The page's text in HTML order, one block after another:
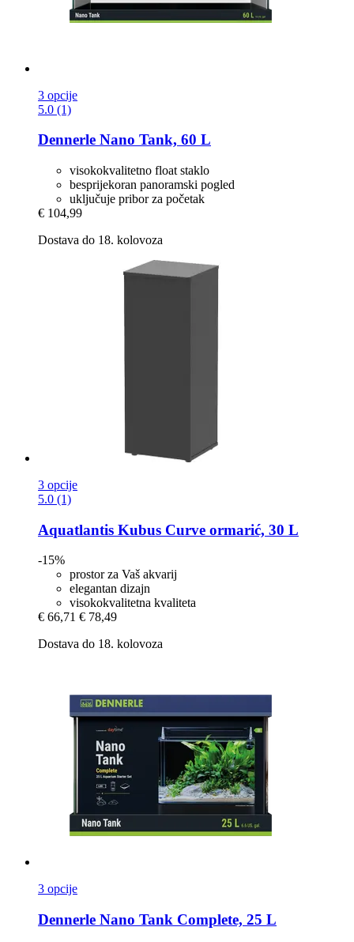
3 opcije
5.0 (1)
Dennerle Nano Tank, 60 L
visokokvalitetno float staklo
besprijekoran panoramski pogled
uključuje pribor za početak
€ 104,99
Dostava do 18. kolovoza
3 opcije
5.0 (1)
Aquatlantis Kubus Curve ormarić, 30 L
-15%
prostor za Vaš akvarij
elegantan dizajn
visokokvalitetna kvaliteta
€ 66,71 € 78,49
Dostava do 18. kolovoza
3 opcije
Dennerle Nano Tank Complete, 25 L